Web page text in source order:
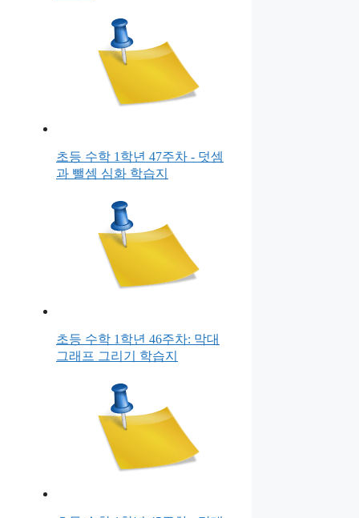
초등 수학 1학년 47주차 - 덧셈
과 뺄셈 심화 학습지
초등 수학 1학년 46주차: 막대
그래프 그리기 학습지